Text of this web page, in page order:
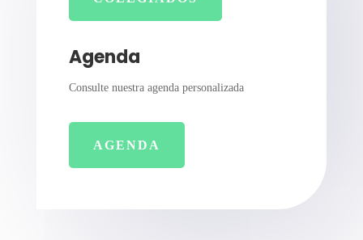
Agenda
Consulte nuestra agenda personalizada
AGENDA